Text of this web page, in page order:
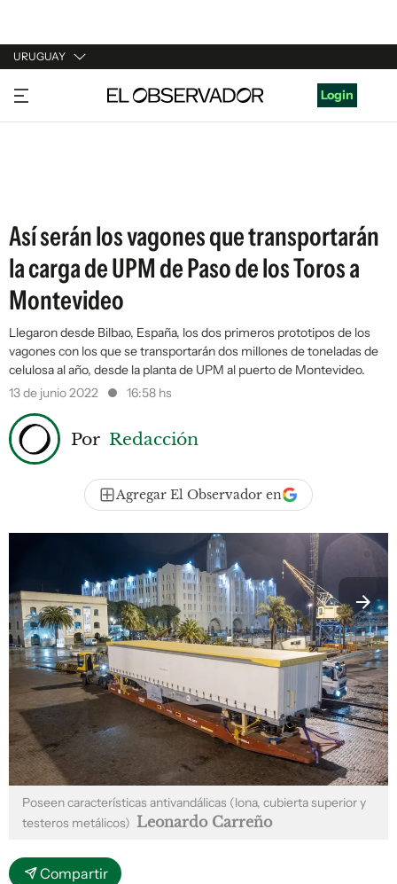
URUGUAY
URUGUAY
ARGENTINA
Login
Así serán los vagones que transportarán
la carga de UPM de Paso de los Toros a
Montevideo
Llegaron desde Bilbao, España, los dos primeros prototipos de los
vagones con los que se transportarán dos millones de toneladas de
celulosa al año, desde la planta de UPM al puerto de Montevideo.
13 de junio 2022
16:58 hs
Por Redacción
Agregar El Observador en
Poseen características antivandálicas (lona, cubierta superior y
testeros metálicos) Leonardo Carreño
Compartir